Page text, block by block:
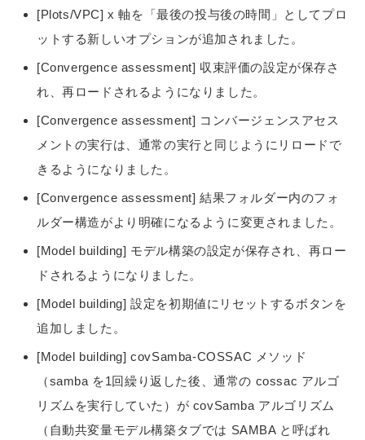
[Plots/VPC] x 軸を「最後の投与後の時間」としてプロ
ットする新しいオプションが追加されました。
[Convergence assessment] 収束評価の設定が保存さ
れ、再ロードされるようになりました。
[Convergence assessment] コンバージェンスアセス
メントの実行は、通常の実行と同じようにリロードで
きるようになりました。
[Convergence assessment] 結果フォルダー内のフォ
ルダー構造がより明確になるように変更されました。
[Model building] モデル構築の設定が保存され、再ロー
ドされるようになりました。
[Model building] 設定を初期値にリセットするボタンを
追加しました。
[Model building] covSamba-COSSAC メソッド
（samba を1回繰り返した後、通常の cossac アルゴ
リズムを実行していた）が covSamba アルゴリズム
（自動共変量モデル構築タブでは SAMBA と呼ばれ